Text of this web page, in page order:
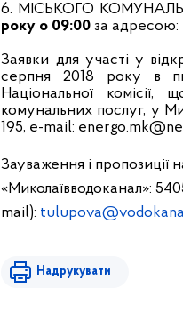
6. МІСЬКОГО
року о 09:00 за адресою:
Заявки для участі у
серпня 2018 року в
Національної
комунальних послуг, у
195, e-mail:
Зауваження і
«Миколаївводоканал»:
mail):
Надрукувати